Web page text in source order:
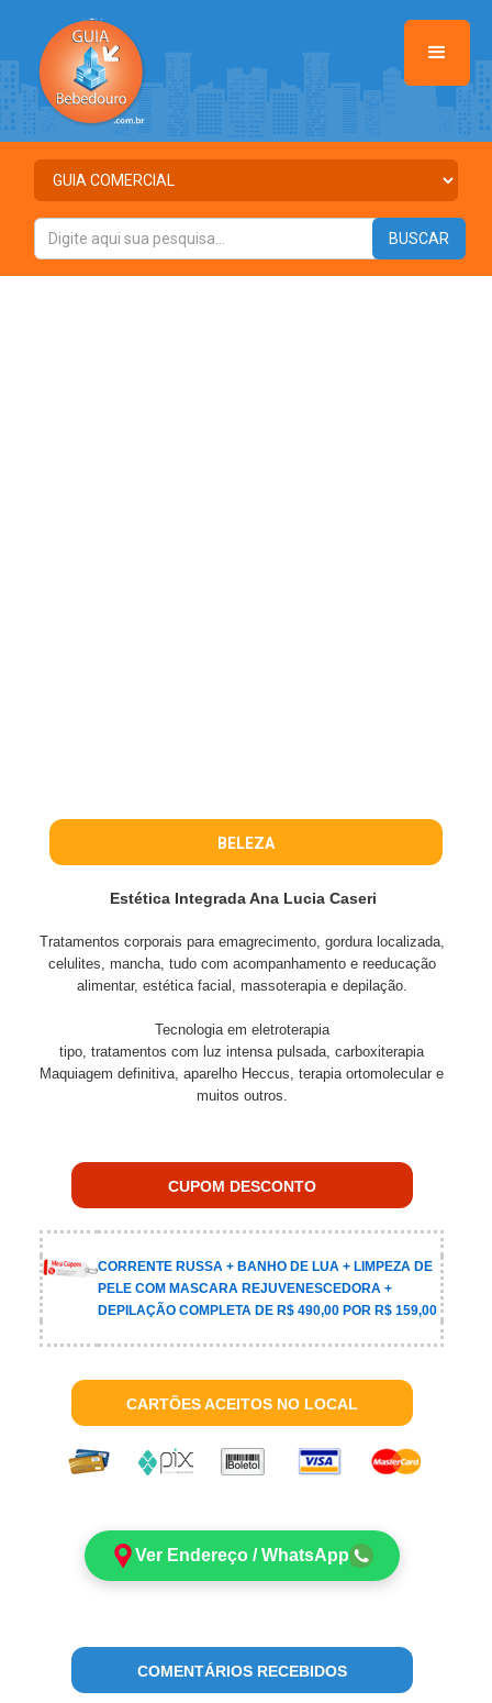
BELEZA
Estética Integrada Ana Lucia Caseri
Tratamentos corporais para emagrecimento, gordura localizada,
celulites, mancha, tudo com acompanhamento e reeducação
alimentar, estética facial, massoterapia e depilação.
Tecnologia em eletroterapia
tipo, tratamentos com luz intensa pulsada, carboxiterapia
Maquiagem definitiva, aparelho Heccus, terapia ortomolecular e
muitos outros.
CUPOM DESCONTO
CORRENTE RUSSA + BANHO DE LUA + LIMPEZA DE
PELE COM MASCARA REJUVENESCEDORA +
DEPILAÇÃO COMPLETA DE R$ 490,00 POR R$ 159,00
CARTÕES ACEITOS NO LOCAL
Ver Endereço / WhatsApp
COMENTÁRIOS RECEBIDOS